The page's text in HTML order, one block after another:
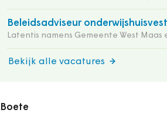
Beleidsadviseur
Latentis namens Gemeente West Maas
Bekijk alle vacatures
Boete